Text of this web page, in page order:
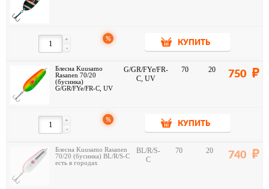
-
+ %
КУПИТЬ
Блесна Kuusamo
Rasanen 70/20
(бусинка)
G/GR/FYe/FR-C, UV
G/GR/FYe/FR-
C, UV
70 20 750
-
+ %
КУПИТЬ
Блесна Kuusamo Rasanen
70/20 (бусинка) BL/R/S-C
есть в городах
BL/R/S-
C
70 20 740